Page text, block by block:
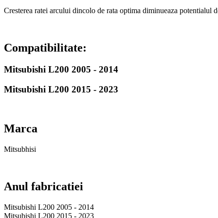
Cresterea ratei arcului dincolo de rata optima diminueaza potentialul
Compatibilitate:
Mitsubishi L200 2005 - 2014
Mitsubishi L200 2015 - 2023
Marca
Mitsubhisi
Anul fabricatiei
Mitsubishi L200 2005 - 2014
Mitsubishi L200 2015 - 2023